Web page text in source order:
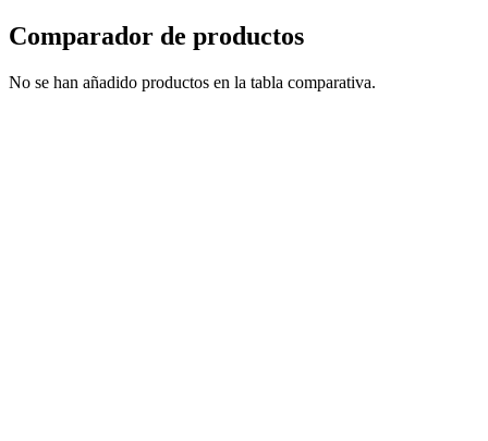
Comparador de productos
No se han añadido productos en la tabla comparativa.